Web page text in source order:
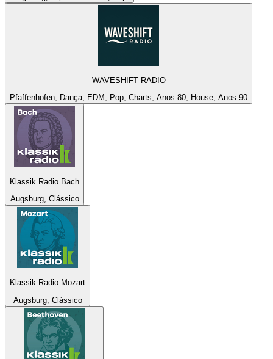
WAVESHIFT RADIO
Pfaffenhofen, Dança, EDM, Pop, Charts, Anos 80, House, Anos 90
Klassik Radio Bach
Augsburg, Clássico
Klassik Radio Mozart
Augsburg, Clássico